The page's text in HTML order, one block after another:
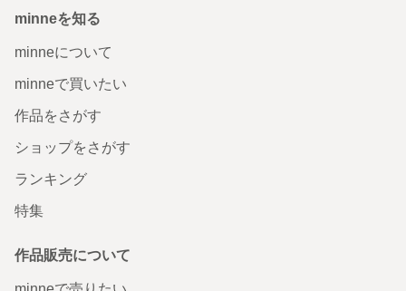
minneを知る
minneについて
minneで買いたい
作品をさがす
ショップをさがす
ランキング
特集
作品販売について